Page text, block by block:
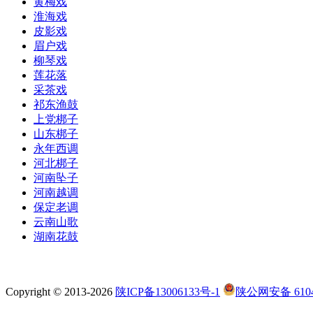
淮海戏
皮影戏
眉户戏
柳琴戏
莲花落
采茶戏
祁东渔鼓
上党梆子
山东梆子
永年西调
河北梆子
河南坠子
河南越调
保定老调
云南山歌
湖南花鼓
Copyright © 2013-2026 陕ICP备13006133号-1 陕公网安备